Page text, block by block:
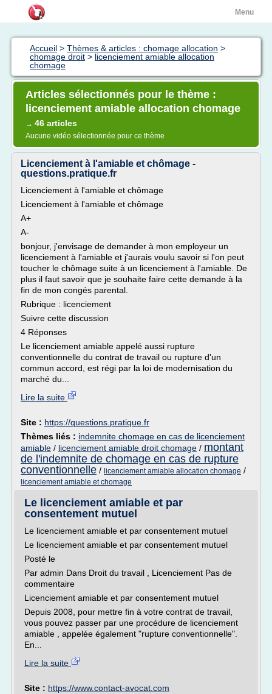
Menu
Accueil > Thèmes & articles : chomage allocation >
chomage droit > licenciement amiable allocation
chomage
Articles sélectionnés pour le thème :
licenciement amiable allocation chomage
→ 46 articles
Aucune vidéo sélectionnée pour ce thème
Licenciement à l'amiable et chômage -
questions.pratique.fr
Licenciement à l'amiable et chômage
Licenciement à l'amiable et chômage
A+
A-
bonjour, j'envisage de demander à mon employeur un
licenciement à l'amiable et j'aurais voulu savoir si l'on peut
toucher le chômage suite à un licenciement à l'amiable. De
plus il faut savoir que je souhaite faire cette demande à la
fin de mon congés parental.
Rubrique : licenciement
Suivre cette discussion
4 Réponses
Le licenciement amiable appelé aussi rupture
conventionnelle du contrat de travail ou rupture d'un
commun accord, est régi par la loi de modernisation du
marché du...
Lire la suite
Site : https://questions.pratique.fr
Thèmes liés : indemnite chomage en cas de licenciement
amiable / licenciement amiable droit chomage / montant
de l'indemnite de chomage en cas de rupture
conventionnelle / licenciement amiable allocation chomage /
licenciement amiable et chomage
Le licenciement amiable et par
consentement mutuel
Le licenciement amiable et par consentement mutuel
Le licenciement amiable et par consentement mutuel
Posté le
Par admin Dans Droit du travail , Licenciement Pas de
commentaire
Licenciement amiable et par consentement mutuel
Depuis 2008, pour mettre fin à votre contrat de travail,
vous pouvez passer par une procédure de licenciement
amiable , appelée également "rupture conventionnelle".
En...
Lire la suite
Site : https://www.contact-avocat.com